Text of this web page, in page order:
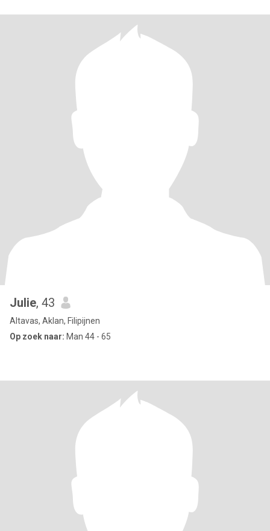
Julie, 43
Altavas, Aklan, Filipijnen
Op zoek naar: Man 44 - 65